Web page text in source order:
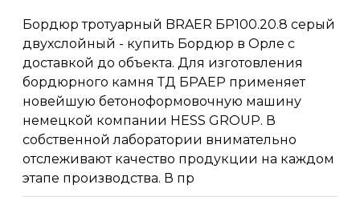
Бордюр тротуарный BRAER БР100.20.8 серый
двухслойный - купить Бордюр в Орле с
доставкой до объекта. Для изготовления
бордюрного камня ТД БРАЕР применяет
новейшую бетоноформовочную машину
немецкой компании HESS GROUP. В
собственной лаборатории внимательно
отслеживают качество продукции на каждом
этапе производства. В пр